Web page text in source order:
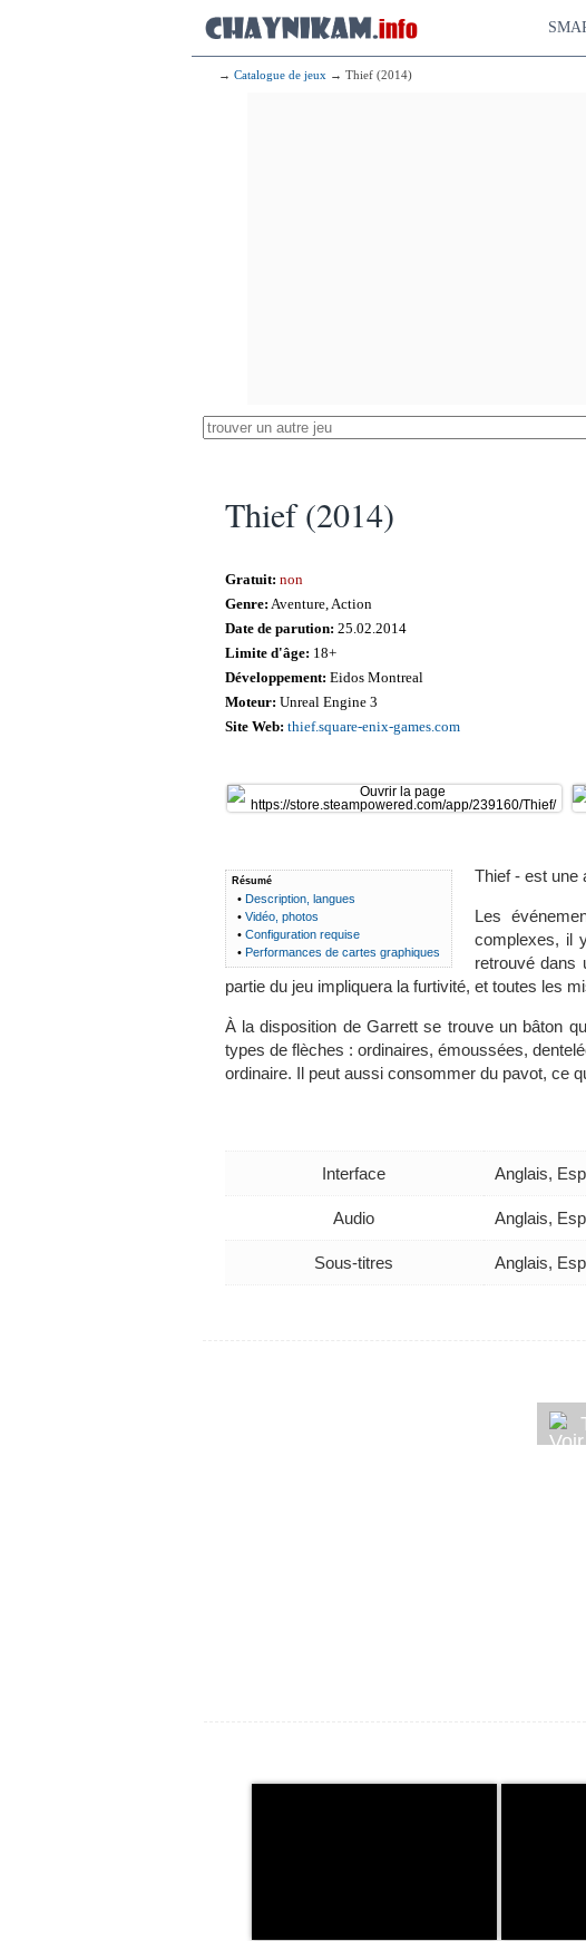
→ Catalogue de jeux → Thief (2014)
Thief (2014)
Gratuit: non
Genre: Aventure, Action
Date de parution: 25.02.2014
Limite d'âge: 18+
Développement: Eidos Montreal
Moteur: Unreal Engine 3
Site Web: thief.square-enix-games.com
Résumé
• Description, langues
• Vidéo, photos
• Configuration requise
• Performances de cartes graphiques
Thief - est une
Les
complexes, il
retrouvé dans
partie du jeu impliquera la furtivité, et toutes les
À la disposition de Garrett se trouve un bâton
types de flèches : ordinaires, émoussées,
ordinaire. Il peut aussi consommer du pavot, ce
Interface Anglais,
Audio Anglais,
Sous-titres Anglais,